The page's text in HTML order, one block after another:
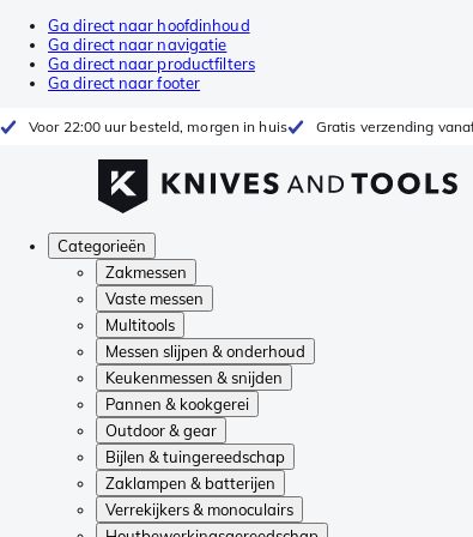
Ga direct naar hoofdinhoud
Ga direct naar navigatie
Ga direct naar productfilters
Ga direct naar footer
Voor 22:00 uur besteld, morgen in huis Gratis verzending
Categorieën
Zakmessen
Vaste messen
Multitools
Messen slijpen & onderhoud
Keukenmessen & snijden
Pannen & kookgerei
Outdoor & gear
Bijlen & tuingereedschap
Zaklampen & batterijen
Verrekijkers & monoculairs